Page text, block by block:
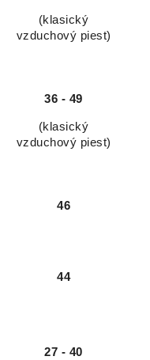
(klasický
vzduchový piest)
36 - 49
(klasický
vzduchový piest)
46
44
27 - 40